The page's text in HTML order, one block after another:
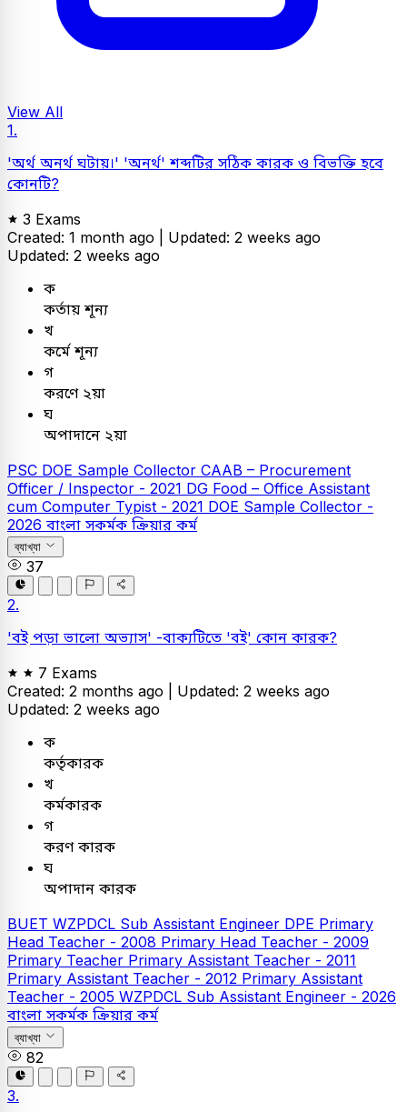
View All
1.
'অর্থ অনর্থ ঘটায়।' 'অনর্থ' শব্দটির সঠিক কারক ও বিভক্তি হবে
কোনটি?
3 Exams
Created: 1 month ago | Updated: 2 weeks ago
Updated: 2 weeks ago
ক
কর্তায় শূন্য
খ
কর্মে শূন্য
গ
করণে ২য়া
ঘ
অপাদানে ২য়া
PSC DOE Sample Collector CAAB – Procurement
Officer / Inspector - 2021 DG Food – Office Assistant
cum Computer Typist - 2021 DOE Sample Collector -
2026 বাংলা সকর্মক ক্রিয়ার কর্ম
ব্যাখ্যা
37
2.
'বই পড়া ভালো অভ্যাস' -বাক্যটিতে 'বই' কোন কারক?
7 Exams
Created: 2 months ago | Updated: 2 weeks ago
Updated: 2 weeks ago
ক
কর্তৃকারক
খ
কর্মকারক
গ
করণ কারক
ঘ
অপাদান কারক
BUET WZPDCL Sub Assistant Engineer DPE Primary
Head Teacher - 2008 Primary Head Teacher - 2009
Primary Teacher Primary Assistant Teacher - 2011
Primary Assistant Teacher - 2012 Primary Assistant
Teacher - 2005 WZPDCL Sub Assistant Engineer - 2026
বাংলা সকর্মক ক্রিয়ার কর্ম
ব্যাখ্যা
82
3.